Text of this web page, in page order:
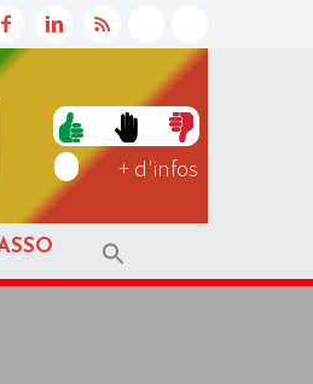
+ d'infos